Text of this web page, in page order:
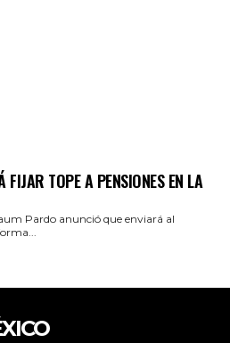
TOPE A PENSIONES EN LA
Pardo anunció que enviará al